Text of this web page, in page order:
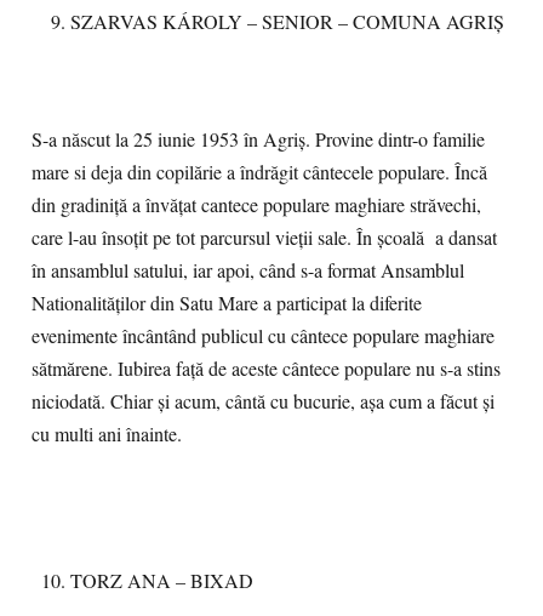
SZARVAS KÁROLY – SENIOR – COMUNA AGRIȘ
S-a născut la 25 iunie 1953 în Agriș. Provine dintr-o familie
mare si deja din copilărie a îndrăgit cântecele populare. Încă
din gradiniță a învățat cantece populare maghiare străvechi,
care l-au însoțit pe tot parcursul vieții sale. În școală a dansat
în ansamblul satului, iar apoi, când s-a format Ansamblul
Nationalităților din Satu Mare a participat la diferite
evenimente încântând publicul cu cântece populare maghiare
sătmărene. Iubirea față de aceste cântece populare nu s-a stins
niciodată. Chiar și acum, cântă cu bucurie, așa cum a făcut și
cu multi ani înainte.
TORZ ANA – BIXAD